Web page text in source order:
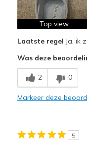
Travel
Work
View On Shoes
Top view
Laatste regel Ja, ik
Was deze
2 0
Markeer deze
5